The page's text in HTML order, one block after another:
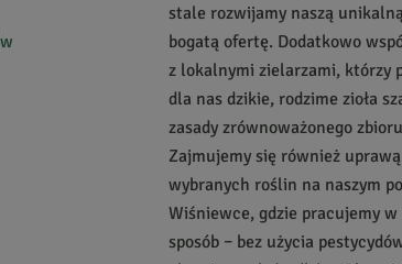
stale rozwijamy naszą
bogatą ofertę. Dodatkowo
z lokalnymi zielarzami, którzy
dla nas dzikie, rodzime zioła
zasady zrównoważonego
Zajmujemy się również uprawą
wybranych roślin na naszym
Wiśniewce, gdzie pracujemy
sposób – bez użycia